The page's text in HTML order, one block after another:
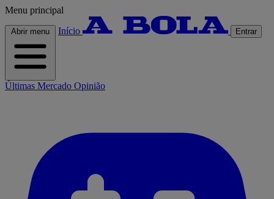
Menu principal
Abrir menu Início Entrar
Últimas Mercado Opinião